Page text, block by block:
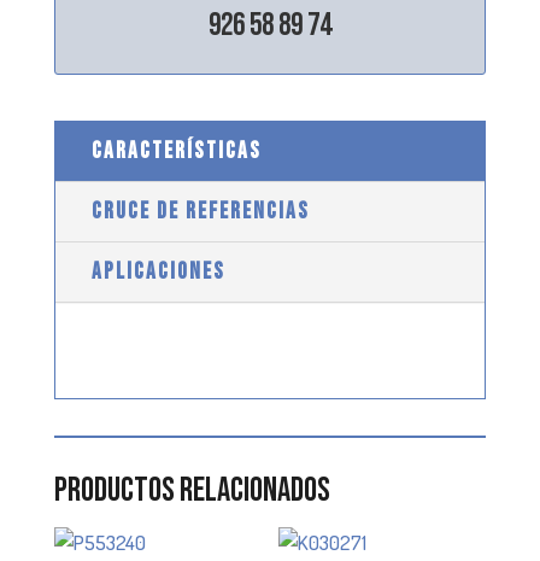
926 58 89 74
CARACTERÍSTICAS
CRUCE DE REFERENCIAS
APLICACIONES
Productos relacionados